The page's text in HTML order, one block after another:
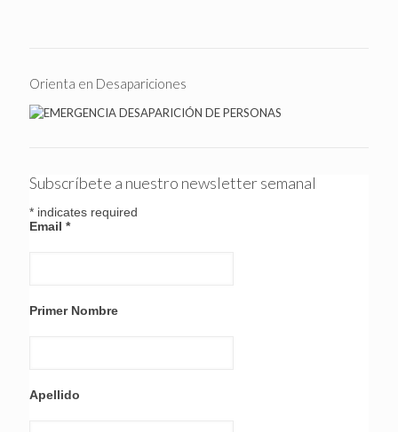
Orienta en Desapariciones
Subscríbete a nuestro newsletter semanal
* indicates required
Email *
Primer Nombre
Apellido